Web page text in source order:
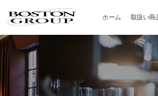
ホーム 取扱い商
BON
B-
和風
B2 商